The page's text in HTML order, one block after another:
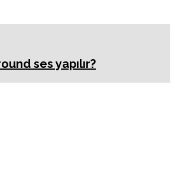
ses yapılır?